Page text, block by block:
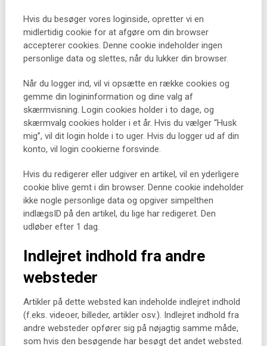
Hvis du besøger vores loginside, opretter vi en
midlertidig cookie for at afgøre om din browser
accepterer cookies. Denne cookie indeholder ingen
personlige data og slettes, når du lukker din browser.
Når du logger ind, vil vi opsætte en række cookies og
gemme din logininformation og dine valg af
skærmvisning. Login cookies holder i to dage, og
skærmvalg cookies holder i et år. Hvis du vælger “Husk
mig”, vil dit login holde i to uger. Hvis du logger ud af din
konto, vil login cookierne forsvinde.
Hvis du redigerer eller udgiver en artikel, vil en yderligere
cookie blive gemt i din browser. Denne cookie indeholder
ikke nogle personlige data og opgiver simpelthen
indlægsID på den artikel, du lige har redigeret. Den
udløber efter 1 dag.
Indlejret indhold fra andre
websteder
Artikler på dette websted kan indeholde indlejret indhold
(f.eks. videoer, billeder, artikler osv.). Indlejret indhold fra
andre websteder opfører sig på nøjagtig samme måde,
som hvis den besøgende har besøgt det andet websted.